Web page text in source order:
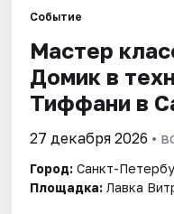
Города
Площадки
Артисты
Рейтинги
Событие
Мастер
Домик в
Тиффани в
27 декабря 2026 •
Город: Санкт-
Площадка: Лавка